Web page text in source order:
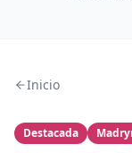
Inicio
Destacada